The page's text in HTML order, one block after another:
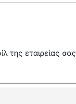
της εταιρείας σας